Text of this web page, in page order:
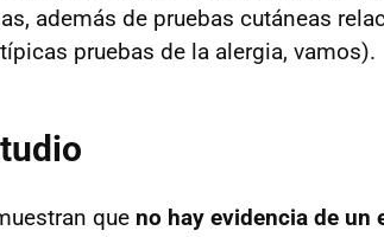
además de pruebas cutáneas
pruebas de la alergia, vamos).
que no hay evidencia de un